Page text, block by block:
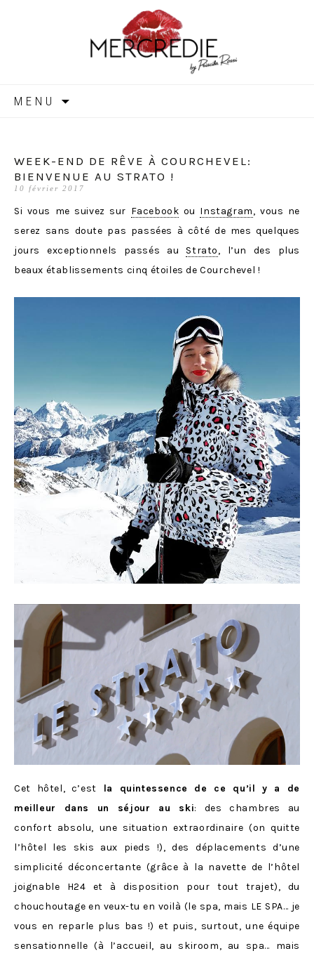
MERCREDIE
MENU
WEEK-END DE RÊVE À COURCHEVEL:
BIENVENUE AU STRATO !
10 février 2017
Si vous me suivez sur Facebook ou Instagram, vous ne
serez sans doute pas passées à côté de mes quelques
jours exceptionnels passés au Strato, l’un des plus
beaux établissements cinq étoiles de Courchevel !
Cet hôtel, c’est la quintessence de ce qu’il y a de
meilleur dans un séjour au ski: des chambres au
confort absolu, une situation extraordinaire (on quitte
l’hôtel les skis aux pieds !), des déplacements d’une
simplicité déconcertante (grâce à la navette de l’hôtel
joignable H24 et à disposition pour tout trajet), du
chouchoutage en veux-tu en voilà (le spa, mais LE SPA… je
vous en reparle plus bas !) et puis, surtout, une équipe
sensationnelle (à l’accueil, au skiroom, au spa… mais